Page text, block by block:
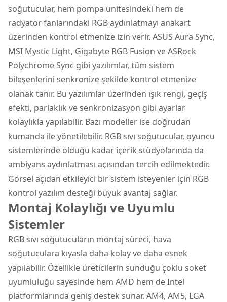
soğutucular, hem pompa ünitesindeki hem de
radyatör fanlarındaki RGB aydınlatmayı anakart
üzerinden kontrol etmenize izin verir. ASUS Aura Sync,
MSI Mystic Light, Gigabyte RGB Fusion ve ASRock
Polychrome Sync gibi yazılımlar, tüm sistem
bileşenlerini senkronize şekilde kontrol etmenize
olanak tanır. Bu yazılımlar üzerinden ışık rengi, geçiş
efekti, parlaklık ve senkronizasyon gibi ayarlar
kolaylıkla yapılabilir. Bazı modeller ise doğrudan
kumanda ile yönetilebilir. RGB sıvı soğutucular, oyuncu
sistemlerinde olduğu kadar içerik stüdyolarında da
ambiyans aydınlatması açısından tercih edilmektedir.
Görsel açıdan etkileyici bir sistem isteyenler için RGB
kontrol yazılım desteği büyük avantaj sağlar.
Montaj Kolaylığı ve Uyumlu
Sistemler
RGB sıvı soğutucuların montaj süreci, hava
soğutuculara kıyasla daha kolay ve daha esnek
yapılabilir. Özellikle üreticilerin sunduğu çoklu soket
uyumluluğu sayesinde hem AMD hem de Intel
platformlarında geniş destek sunar. AM4, AM5, LGA